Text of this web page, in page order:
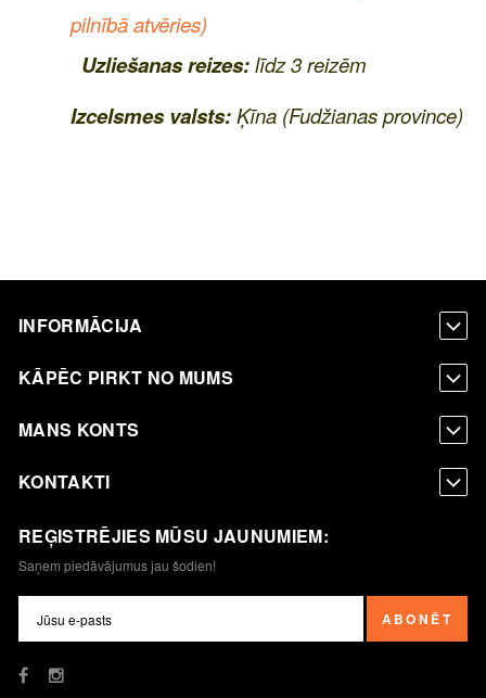
pilnībā atvēries)
Uzliešanas reizes:līdz 3 reizēm
Izcelsmes valsts:Ķīna (Fudžianas province)
INFORMĀCIJA
KĀPĒC PIRKT NO MUMS
MANS KONTS
KONTAKTI
REĢISTRĒJIES MŪSU JAUNUMIEM:
Saņem piedāvājumus jau šodien!
ABONĒT